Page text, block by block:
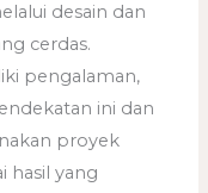
desain dan
cerdas.
pengalaman,
ini dan
proyek
hasil yang